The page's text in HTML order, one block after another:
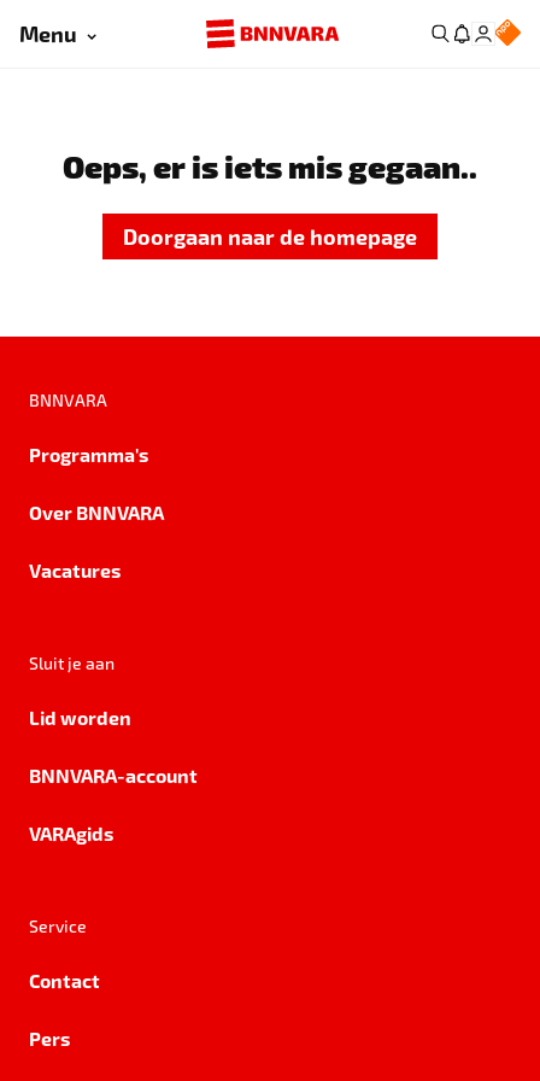
Menu
Oeps, er is iets mis gegaan..
Doorgaan naar de homepage
BNNVARA
Programma's
Over BNNVARA
Vacatures
Sluit je aan
Lid worden
BNNVARA-account
VARAgids
Service
Contact
Pers